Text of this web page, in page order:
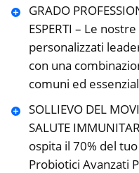
GRADO
ESPERTI – Le
personalizzati
con una
comuni ed
SOLLIEVO DEL
SALUTE
ospita il 70% del
Probiotici Avanzati